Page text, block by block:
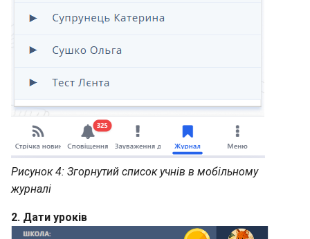
Рисунок 4: Згорнутий список учнів в мобільному
журналі
2. Дати уроків